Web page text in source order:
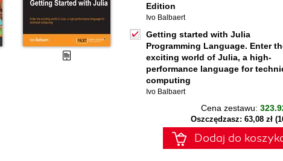
Edition
Ivo Balbaert
Getting started with Julia
Programming Language. Enter
exciting world of Julia, a high-
performance language for
computing
Ivo Balbaert
Cena zestawu:
Oszczędzasz: 63,08 zł
Dodaj do